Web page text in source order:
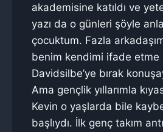
akademisine katıldı ve
yazı da o günleri şöyle
çocuktum. Fazla
benim kendimi ifade etme
Davidsilbe’ye bırak
Ama gençlik yıllarımla
Kevin o yaşlarda bile
başlıydı. İlk genç takım